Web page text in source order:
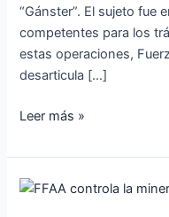
“Gánster”. El sujeto fue
competentes para los
estas operaciones,
desarticula […]
Leer más »
FFAA